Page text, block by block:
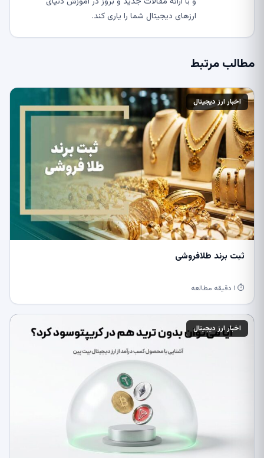
ارزهای دیجیتال شما را یاری کند.
مطالب مرتبط
اخبار ارز دیجیتال
ثبت برند طلافروشی
⏱ ۱ دقیقه مطالعه
اخبار ارز دیجیتال